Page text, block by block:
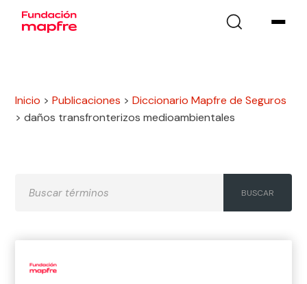
Inicio >Publicaciones >Diccionario Mapfre de Seguros
>daños transfronterizos medioambientales
A